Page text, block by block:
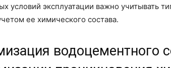
условий эксплуатации важно учитывать
ее химического состава.
водоцементного